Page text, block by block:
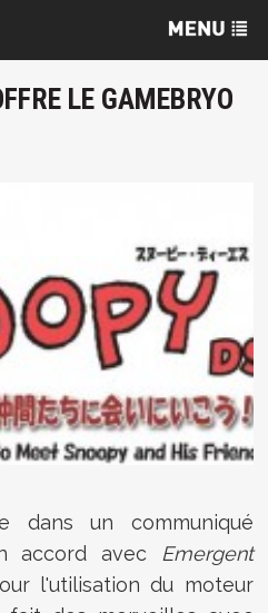
LE GAMEBRYO
dans un communiqué
accord avec
Emergent
l'utilisation du moteur